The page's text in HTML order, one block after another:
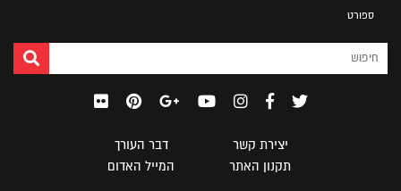
ספורט
יצירת קשר
דבר העורך
תקנון האתר
המייל האדום